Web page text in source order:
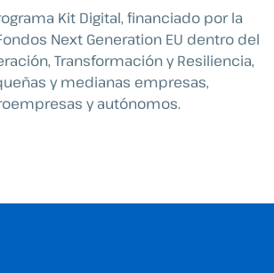
Kit Digital, financiado por la
Next Generation EU dentro del
Transformación y Resiliencia,
y medianas empresas,
y autónomos.